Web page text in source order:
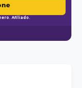
Afiliado.